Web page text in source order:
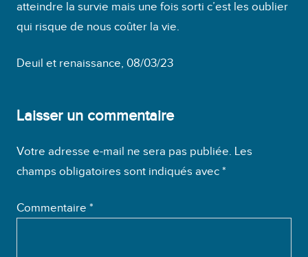
atteindre la survie mais une fois sorti c’est les oublier
qui risque de nous coûter la vie.
Deuil et renaissance, 08/03/23
Laisser un commentaire
Votre adresse e-mail ne sera pas publiée. Les
champs obligatoires sont indiqués avec *
Commentaire *